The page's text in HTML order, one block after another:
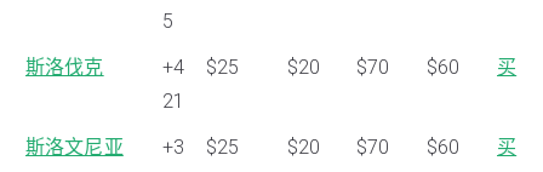
5
斯洛伐克
+4
21
$25 $20 $70 $60 买
斯洛文尼亚
+3
$25 $20 $70 $60 买